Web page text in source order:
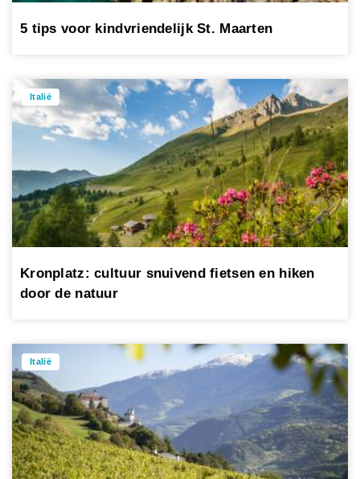
5 tips voor kindvriendelijk St. Maarten
Italië
Kronplatz: cultuur snuivend fietsen en hiken
door de natuur
Italië